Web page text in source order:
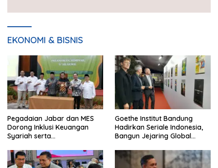
EKONOMI & BISNIS
Pegadaian Jabar dan MES
Dorong Inklusi Keuangan
Syariah serta
Goethe Institut Bandung
Hadirkan Seriale Indonesia,
Bangun Jejaring Global